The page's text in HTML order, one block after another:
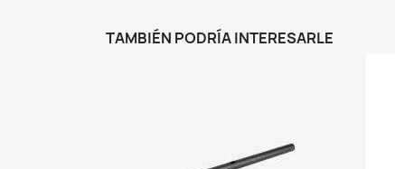
TAMBIÉN PODRÍA INTERESARLE